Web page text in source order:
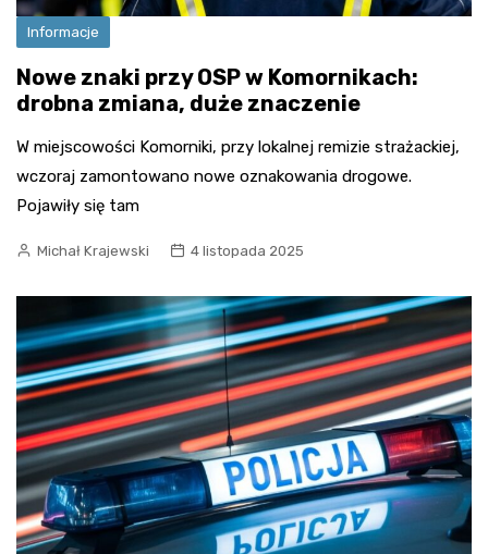
Informacje
Nowe znaki przy OSP w Komornikach:
drobna zmiana, duże znaczenie
W miejscowości Komorniki, przy lokalnej remizie strażackiej,
wczoraj zamontowano nowe oznakowania drogowe.
Pojawiły się tam
Michał Krajewski 4 listopada 2025